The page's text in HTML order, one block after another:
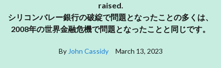
raised.
シリコンバレー銀行の破綻で問題となったことの多くは、
2008年の世界金融危機で問題となったことと同じです。
By John CassidyMarch 13, 2023